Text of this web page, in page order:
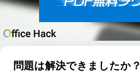
問題は解決できましたか？